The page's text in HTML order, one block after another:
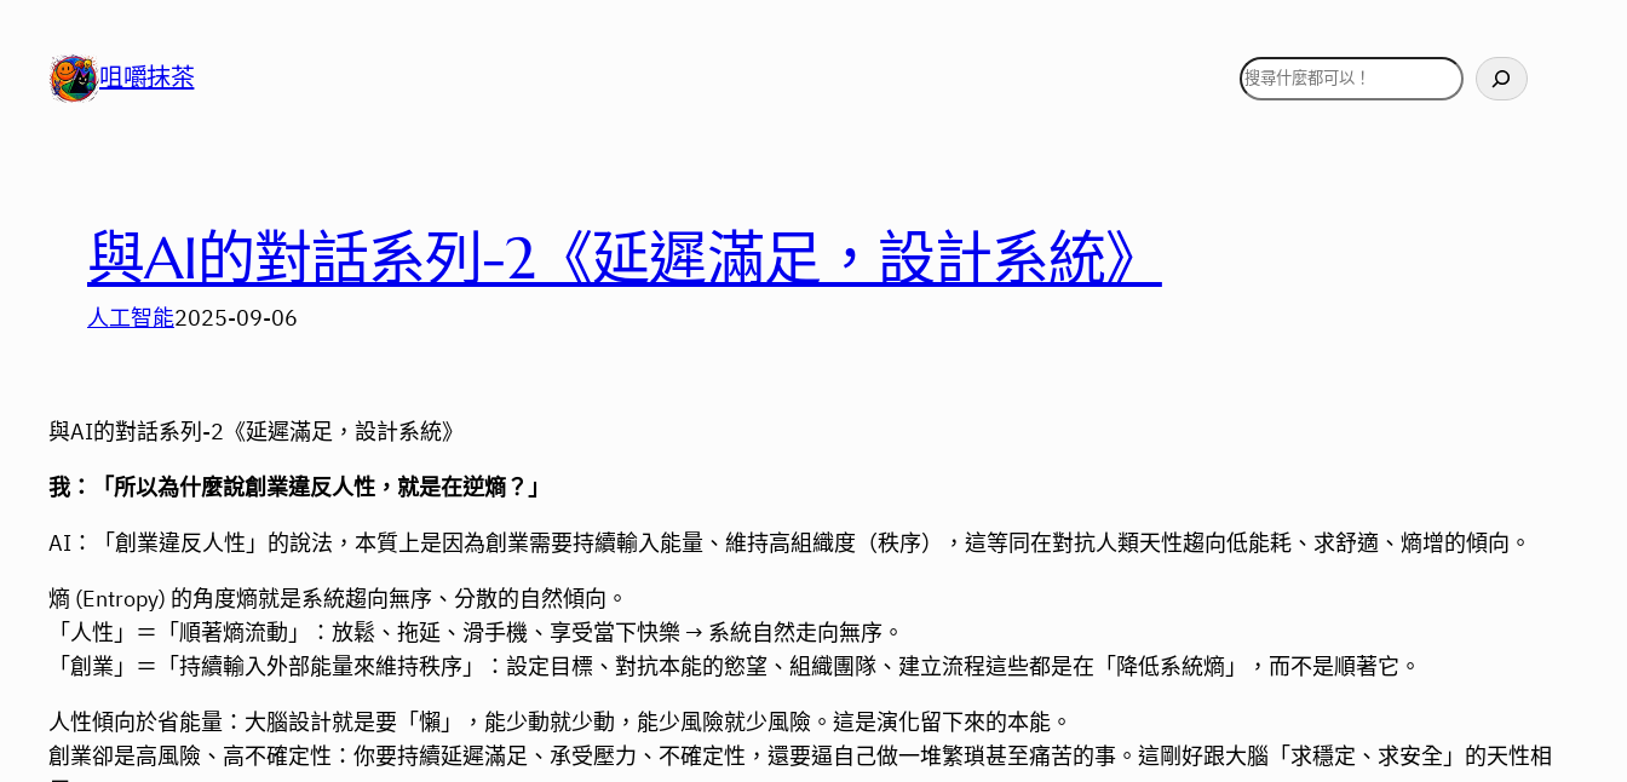
咀嚼抹茶
搜
尋
與AI的對話系列-2《延遲滿足，設計系統》
人工智能2025-09-06
與AI的對話系列-2《延遲滿足，設計系統》
我：「所以為什麼說創業違反人性，就是在逆熵？」
AI：「創業違反人性」的說法，本質上是因為創業需要持續輸入能量、維持高組織度（秩序），這等同在對抗人類天性趨向低能耗、求舒適、熵增的傾向。
熵 (Entropy) 的角度熵就是系統趨向無序、分散的自然傾向。
「人性」＝「順著熵流動」：放鬆、拖延、滑手機、享受當下快樂 → 系統自然走向無序。
「創業」＝「持續輸入外部能量來維持秩序」：設定目標、對抗本能的慾望、組織團隊、建立流程這些都是在「降低系統熵」，而不是順著它。
人性傾向於省能量：大腦設計就是要「懶」，能少動就少動，能少風險就少風險。這是演化留下來的本能。
創業卻是高風險、高不確定性：你要持續延遲滿足、承受壓力、不確定性，還要逼自己做一堆繁瑣甚至痛苦的事。這剛好跟大腦「求穩定、求安全」的天性相